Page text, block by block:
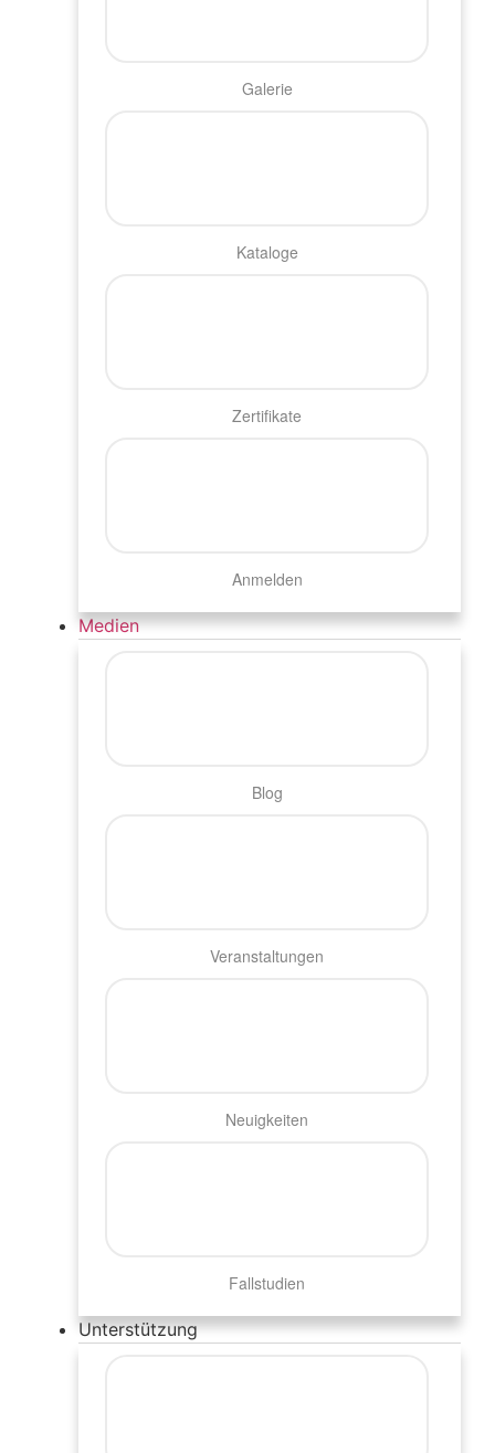
Galerie
Kataloge
Zertifikate
Anmelden
Medien
Blog
Veranstaltungen
Neuigkeiten
Fallstudien
Unterstützung